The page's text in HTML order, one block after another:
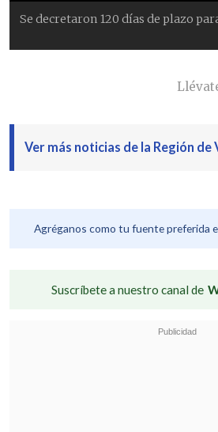
Se decretaron 120 días de plazo
Ver más noticias de la Región de
Agréganos como tu fuente preferida
Suscríbete a nuestro canal de